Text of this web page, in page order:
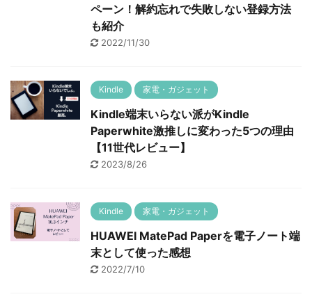
ペーン！解約忘れで失敗しない登録方法
も紹介
2022/11/30
Kindle 家電・ガジェット
Kindle端末いらない派がKindle
Paperwhite激推しに変わった5つの理由
【11世代レビュー】
2023/8/26
Kindle 家電・ガジェット
HUAWEI MatePad Paperを電子ノート端
末として使った感想
2022/7/10